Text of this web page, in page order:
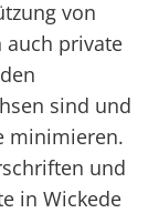
von
auch private
sind und
minimieren.
und
in Wickede